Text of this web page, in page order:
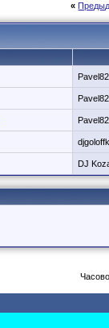
«
DJ